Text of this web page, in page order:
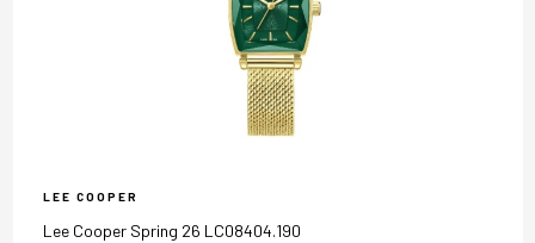
LEE COOPER
Lee Cooper Spring 26 LC08404.190